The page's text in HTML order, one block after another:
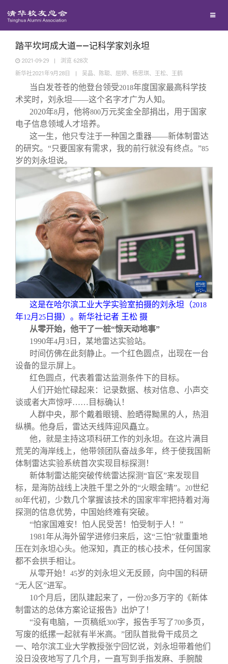
地区联络
年级联络
院系校友工作
专业委员会
兴趣群体
西南联大校友会
回馈母校
捐赠项目
捐赠新闻
捐赠纪事
捐赠方法
义工计划
媒体平台
《清华校友通讯》
《水木清华》
我要订阅
新媒体平台
百年清华
清华人物
清华故事
青春风采
校友文苑
校友讲坛
校友视界
校友服务
终身学习
信息化服务
三创大赛
实用信息
校友总会
总会简介
会长致辞
总会章程
理事会名单
制度法规
联系我们
关闭
踏平坎坷成大道——记科学家刘永坦
2021-09-29 | 浏览 628次
新华社2021年9月28日
| 吴晶、陈聪、屈婷、杨思琪、王松、王鹤
当白发苍苍的他登台领受2018年度国家最高科学技
术奖时，刘永坦——这个名字才广为人知。
2020年8月，他将800万元奖金全部捐出，用于国家
电子信息领域人才培养。
这一生，他只专注于一种国之重器——新体制雷达
的研究。“只要国家有需求，我的前行就没有终点。”85
岁的刘永坦说。
这是在哈尔滨工业大学实验室拍摄的刘永坦（2018
年12月 25 日摄）。新华社记者 王松 摄
从零开始，他干了一桩“惊天动地事”
1990年4月 3 日，某地雷达实验站。
时间仿佛在此刻静止。一个红色圆点，出现在一台
设备的显示屏上。
红色圆点，代表着雷达监测条件下的目标。
人们开始忙碌起来：记录数据、核对信息、小声交
谈或者大声惊呼……目标确认！
人群中央，那个戴着眼镜、脸晒得黝黑的人，热泪
纵横。他身后，雷达天线阵迎风矗立。
他，就是主持这项科研工作的刘永坦。在这片满目
荒芜的海岸线上，他带领团队奋战多年，终于使我国新
体制雷达实验系统首次实现目标探测！
新体制雷达能突破传统雷达探测“盲区”来发现目
标，是海防战线上决胜千里之外的“火眼金睛”。 20世纪
80年代初，少数几个掌握该技术的国家牢牢把持着对海
探测的信息优势，中国始终难有突破。
“怕家国难安！怕人民受苦！怕受制于人！”
1981年从海外留学进修归来后，这“三怕”就重重地
压在刘永坦心头。他深知，真正的核心技术，任何国家
都不会拱手相让。
从零开始！ 45岁的刘永坦义无反顾，向中国的科研
“无人区”进军。
10个月后，团队建起来了，一份20多万字的《新体
制雷达的总体方案论证报告》出炉了！
“没有电脑，一页稿纸300字，报告手写了 700多页，
写废的纸摞一起就有半米高。”团队首批骨干成员之
一、哈尔滨工业大学教授张宁回忆说，刘永坦带着他们
没日没夜地写了几个月，一直写到手指发麻、手腕酸